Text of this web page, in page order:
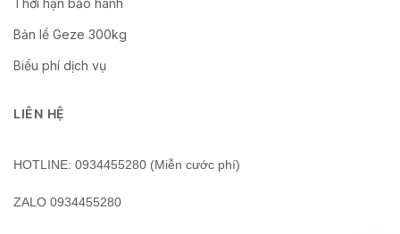
Thời hạn bảo hành
Bản lề Geze 300kg
Biểu phí dịch vụ
LIÊN HỆ
HOTLINE: 0934455280 (Miễn cước phí)
ZALO 0934455280